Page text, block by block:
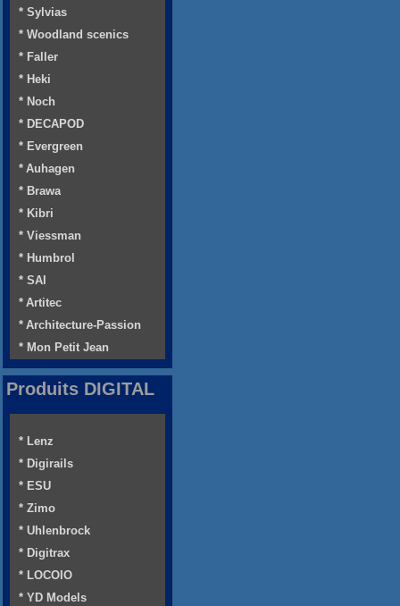
* Sylvias
* Woodland scenics
* Faller
* Heki
* Noch
* DECAPOD
* Evergreen
* Auhagen
* Brawa
* Kibri
* Viessman
* Humbrol
* SAI
* Artitec
* Architecture-Passion
* Mon Petit Jean
Produits DIGITAL
* Lenz
* Digirails
* ESU
* Zimo
* Uhlenbrock
* Digitrax
* LOCOIO
* YD Models